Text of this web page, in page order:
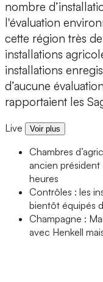
nombre
l'évaluation
cette région très
installations
installations
d’aucune
rapportaient les
Live Voir plus
Chambres
ancien
heures
Contrôles : les
bientôt équipés
Champagne :
avec Henkell